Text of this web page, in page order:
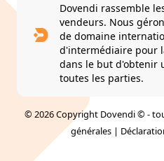
Dovendi rassemble
vendeurs. Nous
de domaine
d'intermédiaire pour
dans le but d'obtenir
toutes les parties.
© 2026 Copyright Dovendi © -
générales |